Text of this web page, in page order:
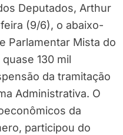
Deputados, Arthur
(9/6), o abaixo-
Parlamentar Mista do
130 mil
da tramitação
Administrativa. O
da
participou do